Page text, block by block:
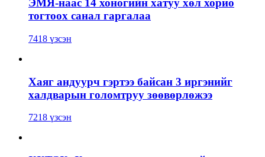
ЭМЯ-наас 14 хоногийн хатуу хөл хорио
тогтоох санал гаргалаа
7418 үзсэн
Хаяг андуурч гэртээ байсан 3 иргэнийг
халдварын голомтруу зөөвөрлөжээ
7218 үзсэн